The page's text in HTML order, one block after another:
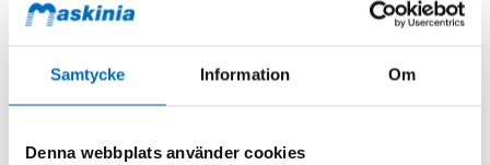
Samtycke Information Om
Denna webbplats använder cookies